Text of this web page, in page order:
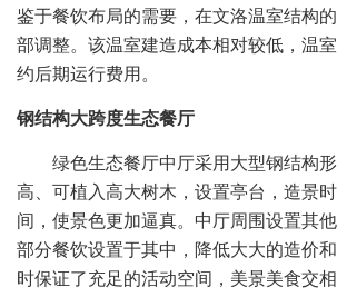
鉴于餐饮布局的需要，在文洛温室结构
部调整。该温室建造成本相对较低，温
约后期运行费用。
钢结构大跨度生态餐厅
绿色生态餐厅中厅采用大型钢结构
高、可植入高大树木，设置亭台，造景
间，使景色更加逼真。中厅周围设置其
部分餐饮设置于其中，降低大大的造价
时保证了充足的活动空间，美景美食交相